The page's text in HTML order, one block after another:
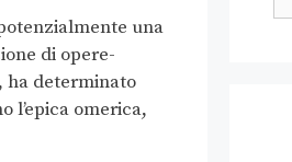
una
di opere-
ha determinato
l’epica omerica,